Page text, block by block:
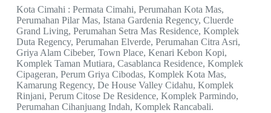
Kota Cimahi : Permata Cimahi, Perumahan Kota Mas,
Perumahan Pilar Mas, Istana Gardenia Regency, Cluerde
Grand Living, Perumahan Setra Mas Residence, Komplek
Duta Regency, Perumahan Elverde, Perumahan Citra Asri,
Griya Alam Cibeber, Town Place, Kenari Kebon Kopi,
Komplek Taman Mutiara, Casablanca Residence, Komplek
Cipageran, Perum Griya Cibodas, Komplek Kota Mas,
Kamarung Regency, De House Valley Cidahu, Komplek
Rinjani, Perum Citose De Residence, Komplek Parmindo,
Perumahan Cihanjuang Indah, Komplek Rancabali.